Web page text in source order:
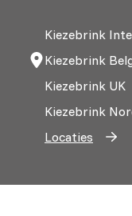
Kiezebrink
Kiezebrink
Kiezebrink UK
Kiezebrink
Locaties